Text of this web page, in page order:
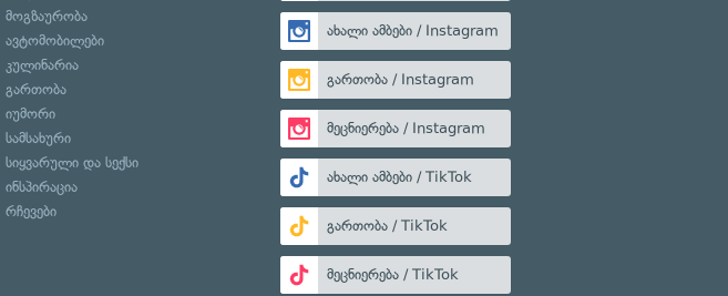
მოგზაურობა
ავტომობილები
კულინარია
გართობა
იუმორი
სამსახური
სიყვარული და სექსი
ინსპირაცია
რჩევები
ახალი ამბები / Instagram
გართობა / Instagram
მეცნიერება / Instagram
ახალი ამბები / TikTok
გართობა / TikTok
მეცნიერება / TikTok